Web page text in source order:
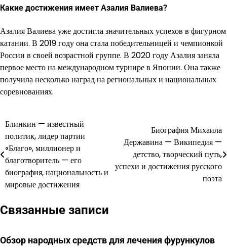
Какие достижения имеет Азалия Валиева?
Азалия Валиева уже достигла значительных успехов в фигурном
катании. В 2019 году она стала победительницей и чемпионкой
России в своей возрастной группе. В 2020 году Азалия заняла
первое место на международном турнире в Японии. Она также
получила несколько наград на региональных и национальных
соревнованиях.
Навигация
по
записям
Блинкин — известный
политик, лидер партии
«Благо», миллионер и
благотворитель — его
биография, национальность и
мировые достижения
Биография Михаила
Державина — Википедия —
детство, творческий путь,
успехи и достижения русского
поэта
Связанные записи
Обзор народных средств для лечения фурункулов